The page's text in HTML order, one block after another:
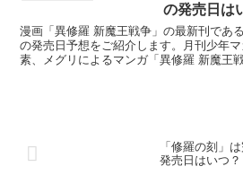
の発売日は
漫画「異修羅 新魔王戦争」の最新刊であ
の発売日予想をご紹介します。月刊少年
素、メグリによるマンガ「異修羅 新魔王
「修羅の刻」
発売日はいつ？